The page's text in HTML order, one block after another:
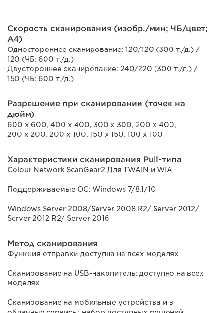
Скорость сканирования (изобр./мин; ЧБ/цвет;
A4)
Одностороннее сканирование: 120/120 (300 т./д.) /
120 (ЧБ: 600 т./д.)
Двустороннее сканирование: 240/220 (300 т./д.) /
150 (ЧБ: 600 т./д.)
Разрешение при сканировании (точек на
дюйм)
600 x 600, 400 x 400, 300 x 300, 200 x 400,
200 x 200, 200 x 100, 150 x 150, 100 x 100
Характеристики сканирования Pull-типа
Colour Network ScanGear2 Для TWAIN и WIA
Поддерживаемые ОС: Windows 7/8.1/10
Windows Server 2008/Server 2008 R2/ Server 2012/
Server 2012 R2/ Server 2016
Метод сканирования
Функция отправки доступна на всех моделях
Сканирование на USB-накопитель: доступно на всех
моделях
Сканирование на мобильные устройства и в